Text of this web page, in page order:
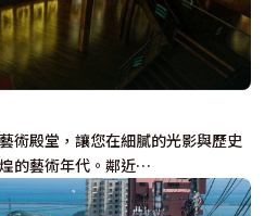
術殿堂，讓您在細膩的光影與歷史
的藝術年代。鄰近…